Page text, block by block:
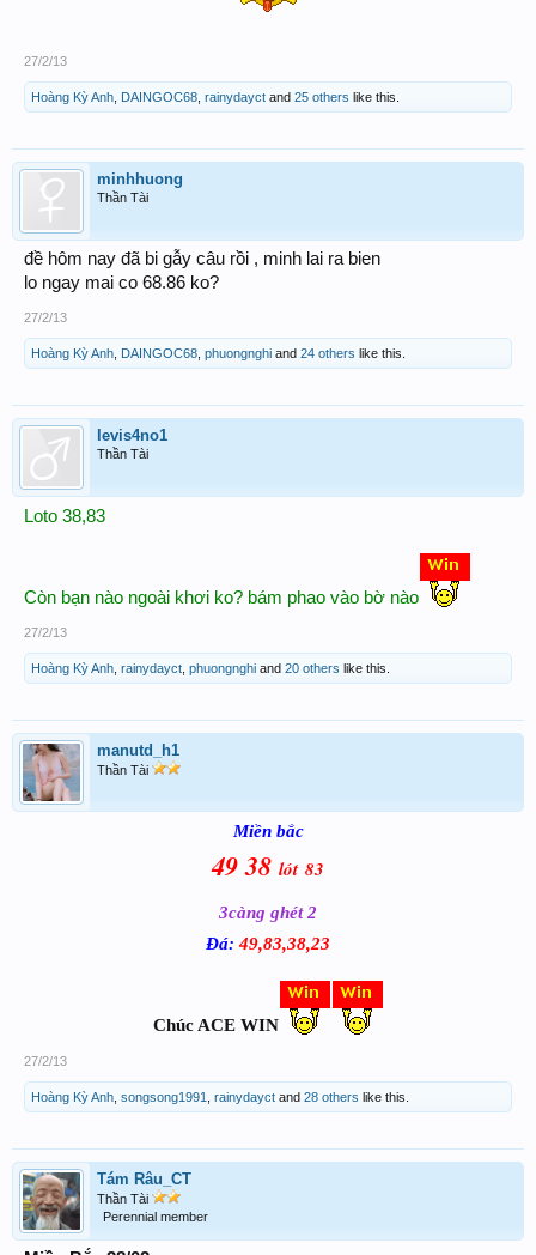
27/2/13
Hoàng Kỳ Anh DAINGOC68 rainydayct and 25 others like this.
minhhuong
Thần Tài
đề hôm nay đã bi gẫy câu rồi , minh lai ra bien
lo ngay mai co 68.86 ko?
27/2/13
Hoàng Kỳ Anh DAINGOC68 phuongnghi and 24 others like this.
levis4no1
Thần Tài
Loto 38,83
Còn bạn nào ngoài khơi ko? bám phao vào bờ nào
27/2/13
Hoàng Kỳ Anh rainydayct phuongnghi and 20 others like this.
manutd_h1
Thần Tài
Miền bắc
4938 lót 83
3càng ghét 2
Đá:49,83,38,23
Chúc ACE WIN
27/2/13
Hoàng Kỳ Anh songsong1991 rainydayct and 28 others like this.
Tám Râu_CT
Thần Tài
Perennial member